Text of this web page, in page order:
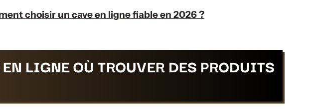
choisir un cave en ligne fiable en 2026 ?
LIGNE OÙ TROUVER DES PRODUITS